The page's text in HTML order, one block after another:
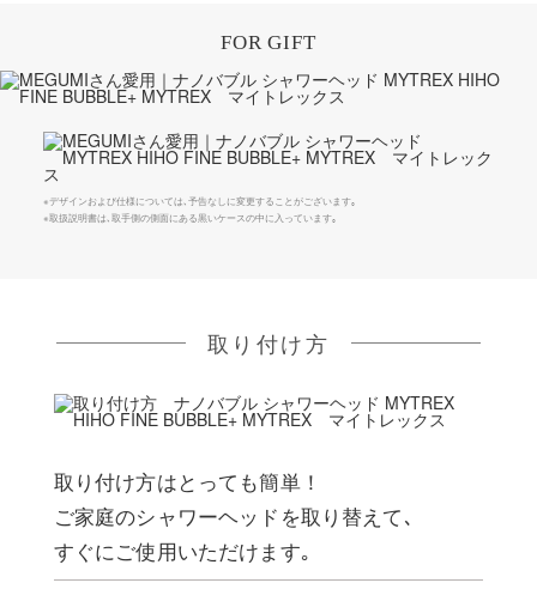
FOR GIFT
※デザインおよび仕様については､予告なしに変更することがございます｡
※取扱説明書は､取手側の側面にある黒いケースの中に入っています｡
取り付け方
取り付け方はとっても簡単！
ご家庭のシャワーヘッドを取り替えて､
すぐにご使用いただけます｡